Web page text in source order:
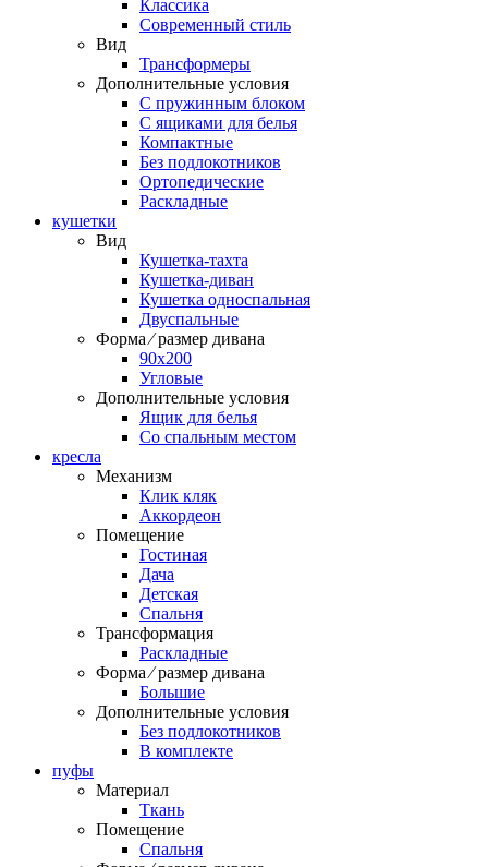
Классика
Современный стиль
Вид
Трансформеры
Дополнительные условия
С пружинным блоком
С ящиками для белья
Компактные
Без подлокотников
Ортопедические
Раскладные
кушетки
Вид
Кушетка-тахта
Кушетка-диван
Кушетка односпальная
Двуспальные
Форма ⁄ размер дивана
90х200
Угловые
Дополнительные условия
Ящик для белья
Со спальным местом
кресла
Механизм
Клик кляк
Аккордеон
Помещение
Гостиная
Дача
Детская
Спальня
Трансформация
Раскладные
Форма ⁄ размер дивана
Большие
Дополнительные условия
Без подлокотников
В комплекте
пуфы
Материал
Ткань
Помещение
Спальня